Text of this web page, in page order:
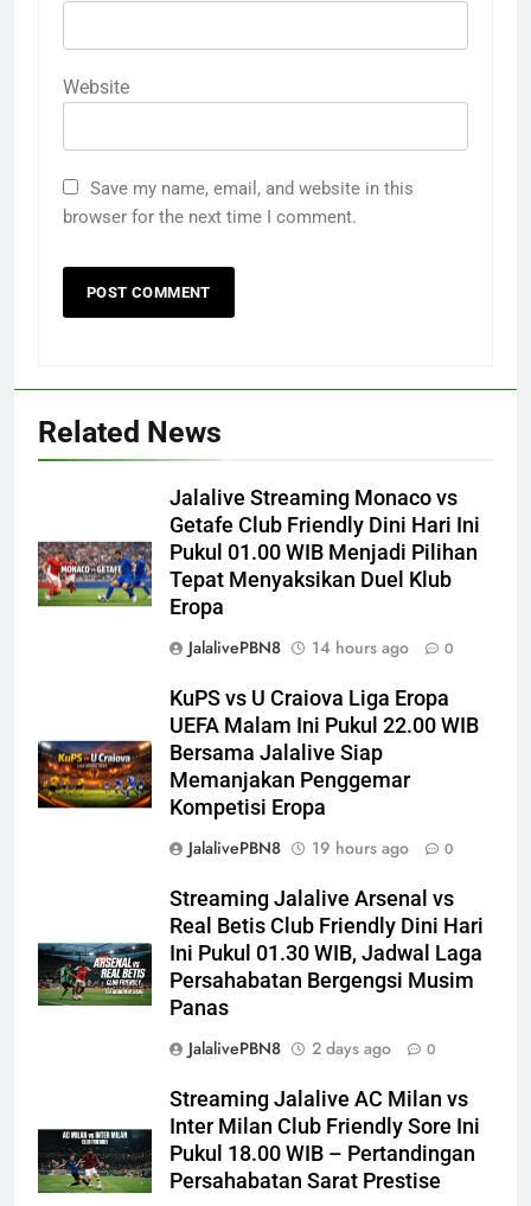
Website
Save my name, email, and website in this
browser for the next time I comment.
Related News
Jalalive Streaming Monaco vs
Getafe Club Friendly Dini Hari Ini
Pukul 01.00 WIB Menjadi Pilihan
Tepat Menyaksikan Duel Klub
Eropa
JalalivePBN8
14 hours ago 0
KuPS vs U Craiova Liga Eropa
UEFA Malam Ini Pukul 22.00 WIB
Bersama Jalalive Siap
Memanjakan Penggemar
Kompetisi Eropa
JalalivePBN8
19 hours ago 0
Streaming Jalalive Arsenal vs
Real Betis Club Friendly Dini Hari
Ini Pukul 01.30 WIB, Jadwal Laga
Persahabatan Bergengsi Musim
Panas
JalalivePBN8
2 days ago 0
Streaming Jalalive AC Milan vs
Inter Milan Club Friendly Sore Ini
Pukul 18.00 WIB – Pertandingan
Persahabatan Sarat Prestise